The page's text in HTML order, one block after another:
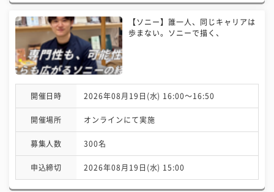
【ソニー】誰一人、同じキャリアは
歩まない。ソニーで描く、
開催日時 2026年08月19日(水) 16:00〜16:50
開催場所 オンラインにて実施
募集人数 300名
申込締切 2026年08月19日(水) 15:00